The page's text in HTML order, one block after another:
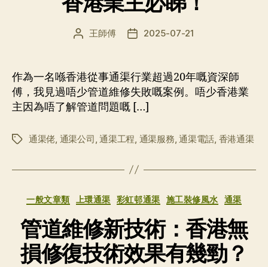
文
者
王師傅
发
期
2025-07-21
作為一名喺香港從事通渠行業超過20年嘅資深師
傅，我見過唔少管道維修失敗嘅案例。唔少香港業
主因為唔了解管道問題嘅 […]
标
通渠佬 通渠公司 ,通渠工程 通渠服務 ,通渠電話 香港通渠
分
一般文章類 上環通渠 彩虹邨通渠 施工裝修風水 通渠
管道維修新技術：香港無
損修復技術效果有幾勁？